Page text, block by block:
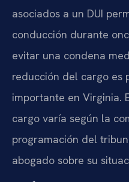
asociados a un DUI
conducción durante
evitar una condena
reducción del cargo es
importante en Virginia.
cargo varía según la
programación del
abogado sobre su